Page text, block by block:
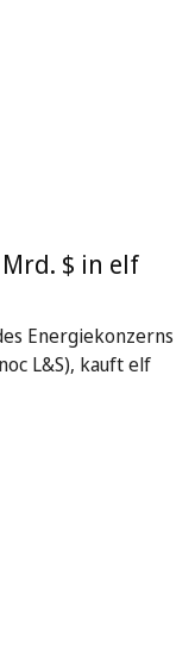
$ in elf
Energiekonzerns
L&S), kauft elf